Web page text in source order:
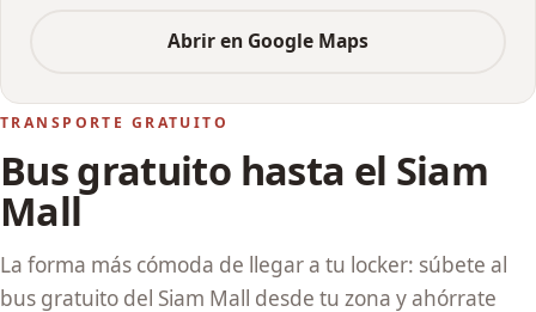
Abrir en Google Maps
TRANSPORTE GRATUITO
Bus gratuito hasta el Siam
Mall
La forma más cómoda de llegar a tu locker: súbete al
bus gratuito del Siam Mall desde tu zona y ahórrate